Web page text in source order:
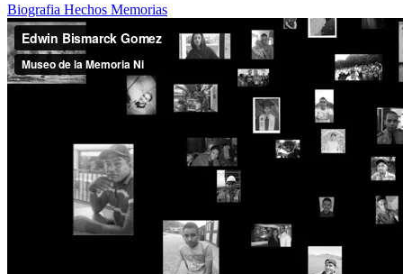
Biografia Hechos Memorias